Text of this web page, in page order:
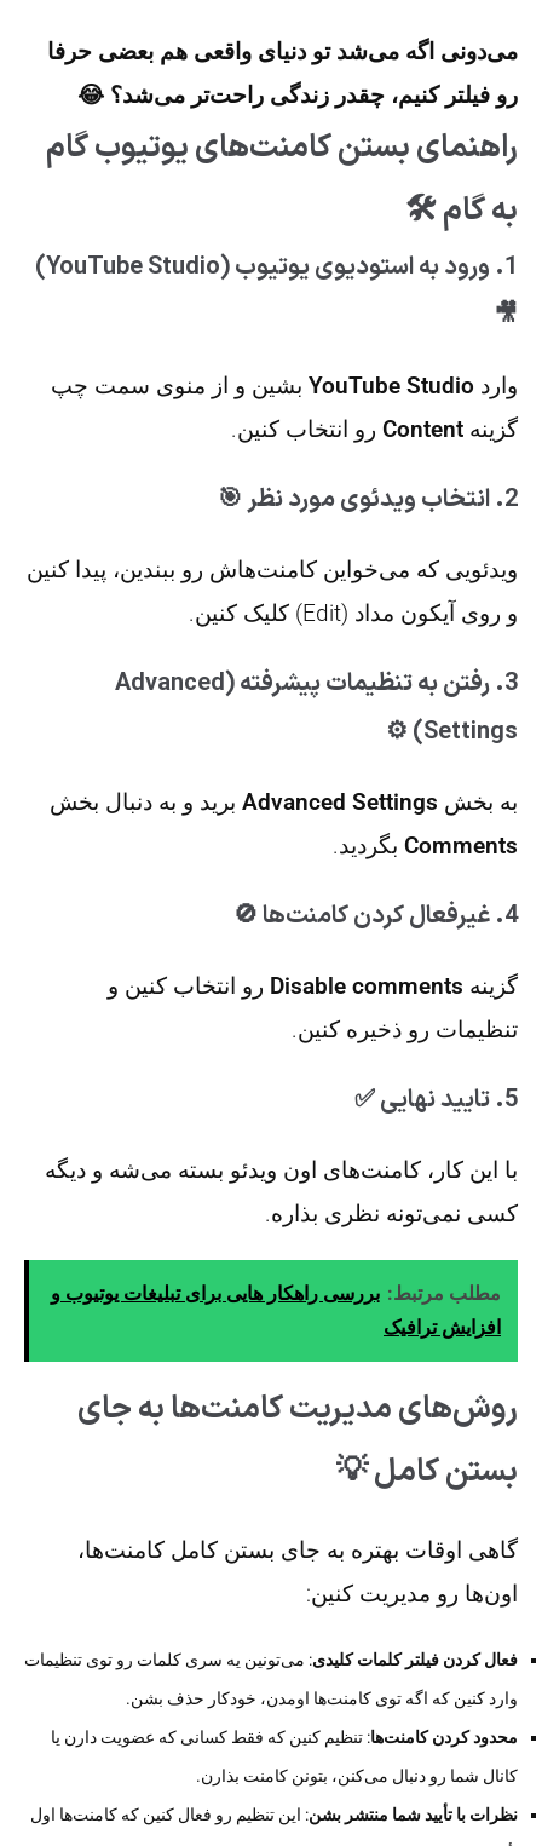
می‌دونی اگه می‌شد تو دنیای واقعی هم بعضی حرفا
رو فیلتر کنیم، چقدر زندگی راحت‌تر می‌شد؟ 😂
راهنمای بستن کامنت‌های یوتیوب گام
به گام 🛠️
1. ورود به استودیوی یوتیوب (YouTube Studio)
🎥
وارد YouTube Studio بشین و از منوی سمت چپ
گزینه Content رو انتخاب کنین.
2. انتخاب ویدئوی مورد نظر 🎯
ویدئویی که می‌خواین کامنت‌هاش رو ببندین، پیدا کنین
و روی آیکون مداد (Edit) کلیک کنین.
3. رفتن به تنظیمات پیشرفته (Advanced
Settings) ⚙️
به بخش Advanced Settings برید و به دنبال بخش
Comments بگردید.
4. غیرفعال کردن کامنت‌ها 🚫
گزینه Disable comments رو انتخاب کنین و
تنظیمات رو ذخیره کنین.
5. تایید نهایی ✅
با این کار، کامنت‌های اون ویدئو بسته می‌شه و دیگه
کسی نمی‌تونه نظری بذاره.
مطلب مرتبط: بررسی راهکار هایی برای تبلیغات یوتیوب و
افزایش ترافیک
روش‌های مدیریت کامنت‌ها به جای
بستن کامل 💡
گاهی اوقات بهتره به جای بستن کامل کامنت‌ها،
اون‌ها رو مدیریت کنین:
فعال کردن فیلتر کلمات کلیدی: می‌تونین یه سری کلمات رو توی تنظیمات
وارد کنین که اگه توی کامنت‌ها اومدن، خودکار حذف بشن.
محدود کردن کامنت‌ها: تنظیم کنین که فقط کسانی که عضویت دارن یا
کانال شما رو دنبال می‌کنن، بتونن کامنت بذارن.
نظرات با تأیید شما منتشر بشن: این تنظیم رو فعال کنین که کامنت‌ها اول